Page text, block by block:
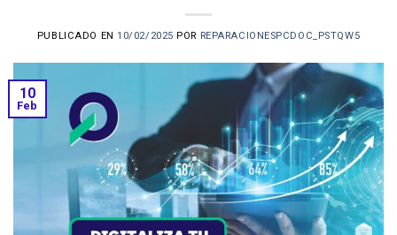
PUBLICADO EN10/02/2025 POR REPARACIONESPCDOC_PSTQW5
10
Feb